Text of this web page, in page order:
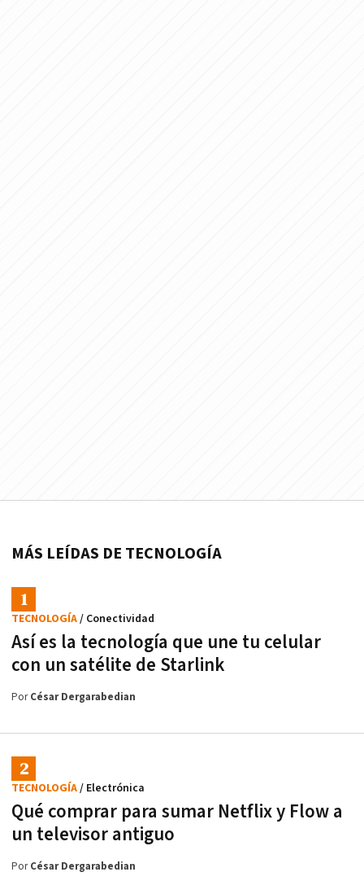
MÁS LEÍDAS DE TECNOLOGÍA
Así es la tecnología que une tu celular
con un satélite de Starlink
TECNOLOGÍA/ Conectividad
PorCésar Dergarabedian
Qué comprar para sumar Netflix y Flow a
un televisor antiguo
TECNOLOGÍA/ Electrónica
PorCésar Dergarabedian